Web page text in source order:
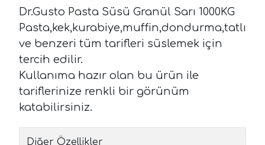
Dr.Gusto Pasta Süsü Granül Sarı 1000KG
Pasta,kek,kurabiye,muffin,dondurma,tatlı
ve benzeri tüm tarifleri süslemek için
tercih edilir.
Kullanıma hazır olan bu ürün ile
tariflerinize renkli bir görünüm
katabilirsiniz.
Diğer Özellikler